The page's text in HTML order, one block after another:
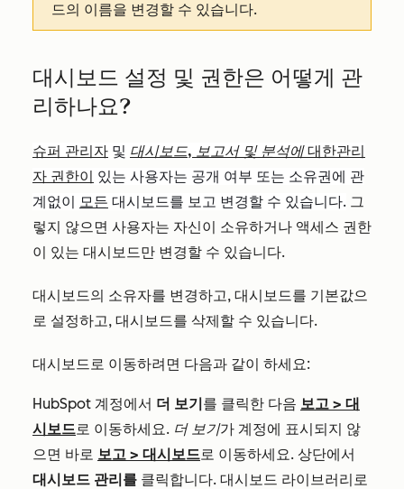
드의 이름을 변경할 수 있습니다.
대시보드 설정 및 권한은 어떻게 관
리하나요?
슈퍼 관리자 및 대시보드, 보고서 및 분석에대한관리
자 권한이 있는 사용자는 공개 여부 또는 소유권에 관
계없이 모든 대시보드를 보고 변경할 수 있습니다. 그
렇지 않으면 사용자는 자신이 소유하거나 액세스 권한
이 있는 대시보드만 변경할 수 있습니다.
대시보드의 소유자를 변경하고, 대시보드를 기본값으
로 설정하고, 대시보드를 삭제할 수 있습니다.
대시보드로 이동하려면 다음과 같이 하세요:
HubSpot 계정에서 더 보기를 클릭한 다음 보고 > 대
시보드로 이동하세요. 더 보기가 계정에 표시되지 않
으면 바로 보고 > 대시보드로 이동하세요. 상단에서
대시보드 관리를 클릭합니다. 대시보드 라이브러리로